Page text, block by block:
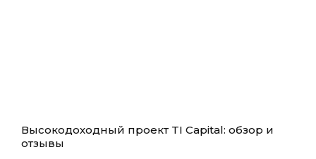
Высокодоходный проект TI Capital: обзор и
отзывы